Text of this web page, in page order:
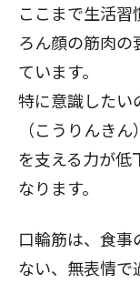
ここまで生活
ろん顔の筋肉の
ています。
特に意識したい
（こうりんき
を支える力が低
なります。
口輪筋は、食
ない、無表情で